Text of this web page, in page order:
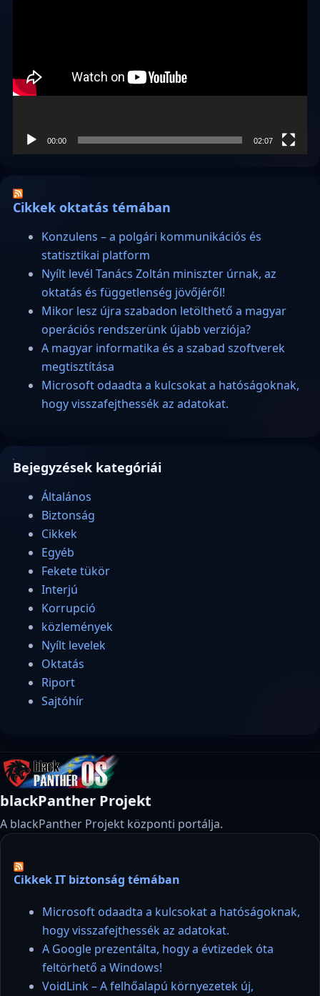
00:00 02:07
Cikkek oktatás témában
Konzulens – a polgári kommunikációs és
statisztikai platform
Nyílt levél Tanács Zoltán miniszter úrnak, az
oktatás és függetlenség jövőjéről!
Mikor lesz újra szabadon letölthető a magyar
operációs rendszerünk újabb verziója?
A magyar informatika és a szabad szoftverek
megtisztítása
Microsoft odaadta a kulcsokat a hatóságoknak,
hogy visszafejthessék az adatokat.
Bejegyzések kategóriái
Általános
Biztonság
Cikkek
Egyéb
Fekete tükör
Interjú
Korrupció
közlemények
Nyílt levelek
Oktatás
Riport
Sajtóhír
blackPanther Projekt
A blackPanther Projekt központi portálja.
Cikkek IT biztonság témában
Microsoft odaadta a kulcsokat a hatóságoknak,
hogy visszafejthessék az adatokat.
A Google prezentálta, hogy a évtizedek óta
feltörhető a Windows!
VoidLink – A felhőalapú környezetek új,